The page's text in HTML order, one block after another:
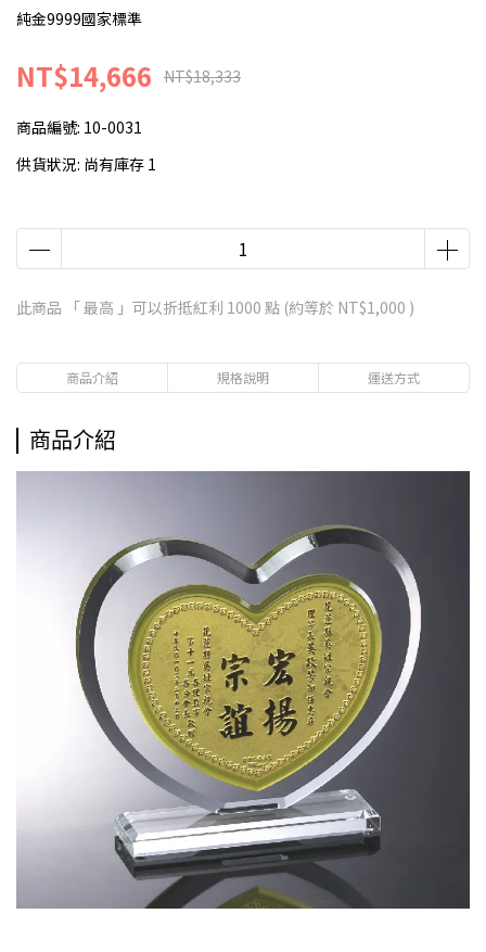
純金9999國家標準
NT$14,666 NT$18,333
商品編號: 10-0031
供貨狀況: 尚有庫存 1
此商品 「 最高 」可以折抵紅利 1000 點 (約等於 NT$1,000 )
商品介紹 規格說明 運送方式
商品介紹